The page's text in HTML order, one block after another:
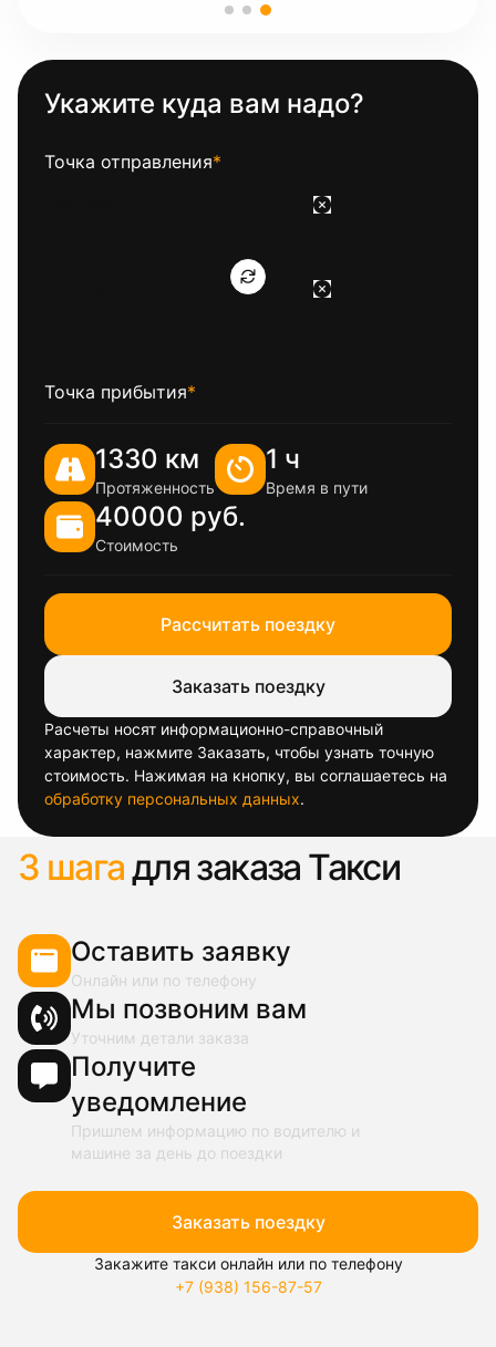
Укажите куда вам надо?
Точка отправления*
Точка прибытия*
1330 км
Протяженность
1 ч
Время в пути
40000 руб.
Стоимость
Рассчитать поездку
Заказать поездку
Расчеты носят информационно-справочный
характер, нажмите Заказать, чтобы узнать точную
стоимость. Нажимая на кнопку, вы соглашаетесь на
обработку персональных данных.
3 шагадля заказа Такси
Оставить заявку
Онлайн или по телефону
Мы позвоним вам
Уточним детали заказа
Получите
уведомление
Пришлем информацию по водителю и
машине за день до поездки
Заказать поездку
Закажите такси онлайн или по телефону
+7 (938) 156-87-57